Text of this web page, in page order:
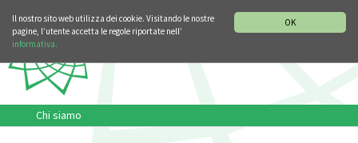
OK
Il nostro sito web utilizza dei cookie. Visitando le nostre
pagine, l’utente accetta le regole riportate nell’
informativa.
Chi siamo